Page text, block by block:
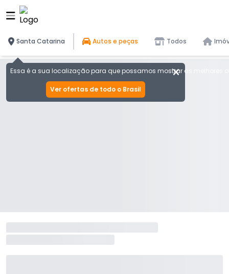
Santa Catarina
Essa é a sua localização para que possamos mostrar as melhores
Ver ofertas de todo o Brasil
Autos e peças Todos